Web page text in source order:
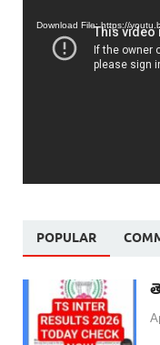
Download File: https://
POPULAR